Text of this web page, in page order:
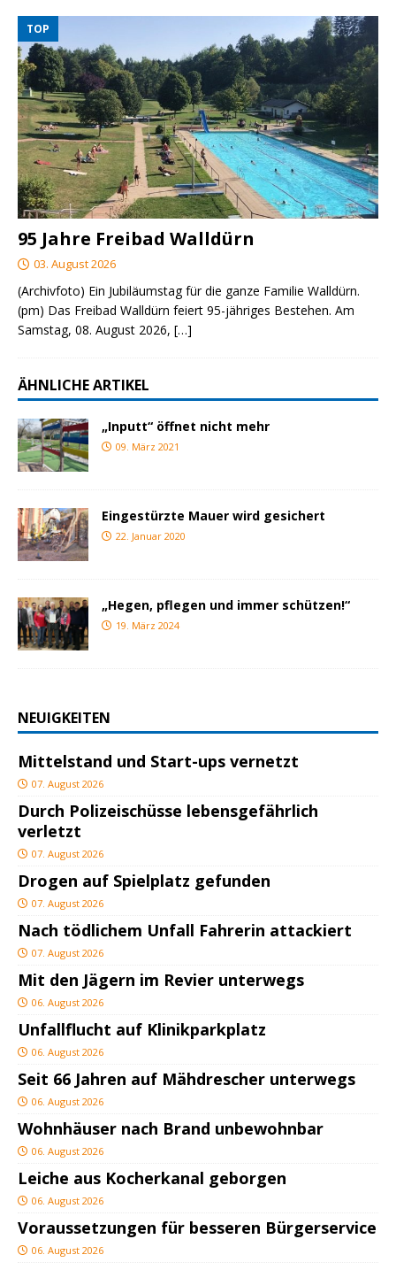
TOP
95 Jahre Freibad Walldürn
03. August 2026
(Archivfoto) Ein Jubiläumstag für die ganze Familie Walldürn.
(pm) Das Freibad Walldürn feiert 95-jähriges Bestehen. Am
Samstag, 08. August 2026, […]
ÄHNLICHE ARTIKEL
„Inputt“ öffnet nicht mehr
09. März 2021
Eingestürzte Mauer wird gesichert
22. Januar 2020
„Hegen, pflegen und immer schützen!“
19. März 2024
NEUIGKEITEN
Mittelstand und Start-ups vernetzt
07. August 2026
Durch Polizeischüsse lebensgefährlich
verletzt
07. August 2026
Drogen auf Spielplatz gefunden
07. August 2026
Nach tödlichem Unfall Fahrerin attackiert
07. August 2026
Mit den Jägern im Revier unterwegs
06. August 2026
Unfallflucht auf Klinikparkplatz
06. August 2026
Seit 66 Jahren auf Mähdrescher unterwegs
06. August 2026
Wohnhäuser nach Brand unbewohnbar
06. August 2026
Leiche aus Kocherkanal geborgen
06. August 2026
Voraussetzungen für besseren Bürgerservice
06. August 2026